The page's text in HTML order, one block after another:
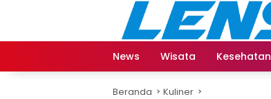
News
Wisata Kesehatan
Beranda Kuliner